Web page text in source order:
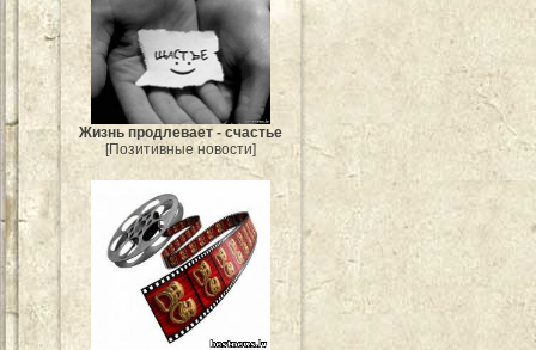
Жизнь продлевает - счастье
[Позитивные новости]